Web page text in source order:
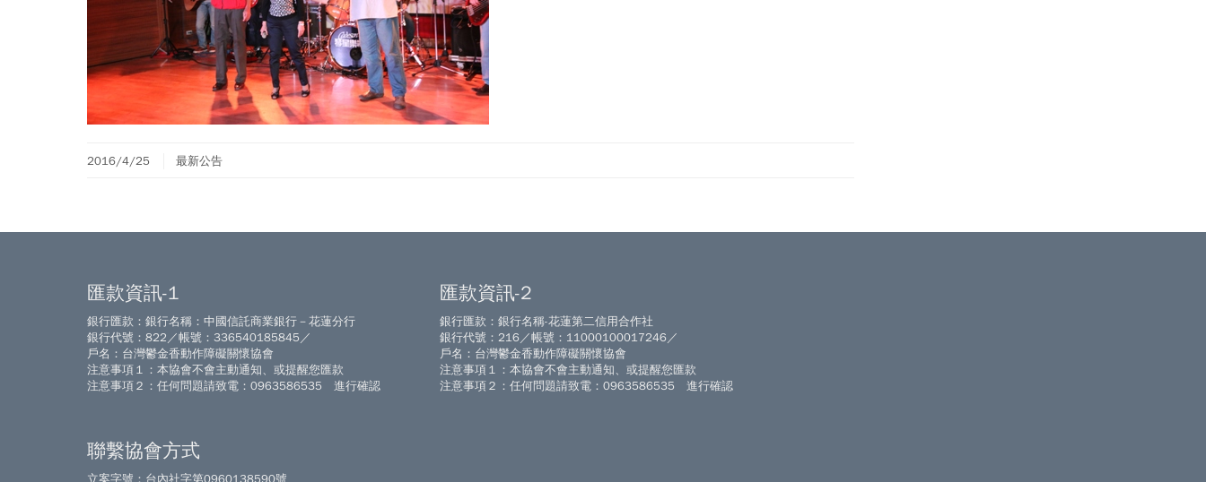
2016/4/25 最新公告
匯款資訊-1
銀行匯款：銀行名稱：中國信託商業銀行－花蓮分行
銀行代號：822／帳號：336540185845／
戶名：台灣鬱金香動作障礙關懷協會
注意事項１：本協會不會主動通知、或提醒您匯款
注意事項２：任何問題請致電：0963586535 進行確認
聯繫協會方式
立案字號：台內社字第0960138590號
匯款資訊-2
銀行匯款：銀行名稱-花蓮第二信用合作社
銀行代號：216／帳號：11000100017246／
戶名：台灣鬱金香動作障礙關懷協會
注意事項１：本協會不會主動通知、或提醒您匯款
注意事項２：任何問題請致電：0963586535 進行確認